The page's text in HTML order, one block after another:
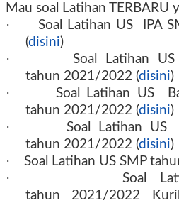
Mau soal Latihan TERBARU
·
Soal Latihan US IPA
(disini)
·
Soal Latihan
tahun 2021/2022 (disini)
·
Soal Latihan US
tahun 2021/2022 (disini)
·
Soal Latihan US
tahun 2021/2022 (disini)
· Soal Latihan US SMP
·
Soal
tahun 2021/2022